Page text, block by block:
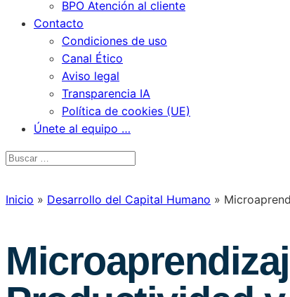
BPO Atención al cliente
Contacto
Condiciones de uso
Canal Ético
Aviso legal
Transparencia IA
Política de cookies (UE)
Únete al equipo …
Inicio » Desarrollo del Capital Humano »